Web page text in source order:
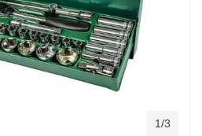
1/3